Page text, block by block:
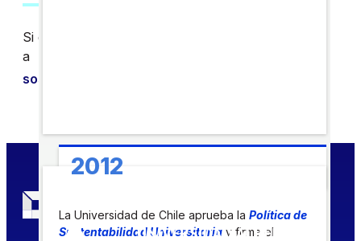
2012
La Universidad de Chile aprueba la Política de
Sustentabilidad Universitaria y firma el
Si quieres comunicarte con nosotros, escríbenos
a
sostenibilidad@fen.uchile.cl